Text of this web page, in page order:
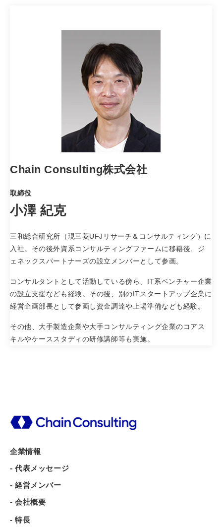
Chain Consulting株式会社
取締役
小澤 紀克
三和総合研究所（現三菱UFJリサーチ＆コンサルティング）に
入社。その後外資系コンサルティングファームに移籍後、ジ
ェネックスパートナーズの設立メンバーとして参画。
コンサルタントとして活動している傍ら、IT系ベンチャー企業
の設立支援なども経験。その後、別のITスタートアップ企業に
経営企画部長として参画し資金調達や上場準備なども経験。
その他、大手製造企業や大手コンサルティング企業のコアス
キルやケーススタディの研修講師等も実施。
企業情報
- 代表メッセージ
- 経営メンバー
- 会社概要
- 特長